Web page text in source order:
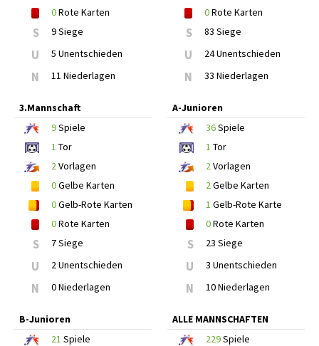
0Rote Karten
S 9 Siege
U 5 Unentschieden
N 11 Niederlagen
0Rote Karten
S 83 Siege
U 24 Unentschieden
N 33 Niederlagen
3.Mannschaft
9Spiele
1 Tor
2Vorlagen
0Gelbe Karten
0Gelb-Rote Karten
0Rote Karten
S 7 Siege
U 2 Unentschieden
N 0 Niederlagen
A-Junioren
36Spiele
1 Tor
2Vorlagen
2Gelbe Karten
1 Gelb-Rote Karte
0Rote Karten
S 23 Siege
U 3 Unentschieden
N 10 Niederlagen
B-Junioren
21 Spiele
ALLE MANNSCHAFTEN
229Spiele